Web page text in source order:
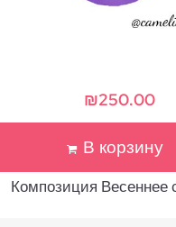
Композиция Весеннее
₪250.00
В корзину